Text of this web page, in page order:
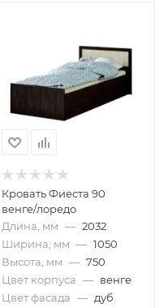
Кровать Фиеста 90
венге/лоредо
Длина, мм — 2032
Ширина, мм — 1050
Высота, мм — 750
Цвет корпуса — венге
Цвет фасада — дуб